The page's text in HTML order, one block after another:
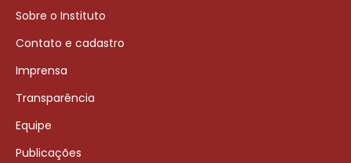
Sobre o Instituto
Contato e cadastro
Imprensa
Transparência
Equipe
Publicações